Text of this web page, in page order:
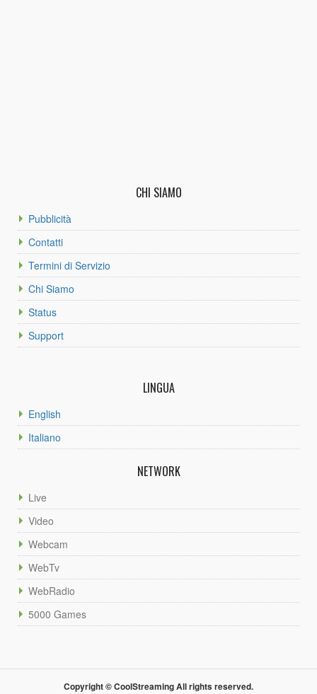
CHI SIAMO
Pubblicità
Contatti
Termini di Servizio
Chi Siamo
Status
Support
LINGUA
English
Italiano
NETWORK
Live
Video
Webcam
WebTv
WebRadio
5000 Games
Copyright © CoolStreaming All rights reserved.